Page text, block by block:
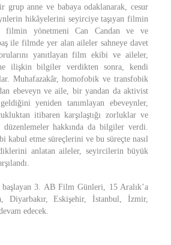
grup anne ve babaya odaklanarak, cesur
hikâyelerini seyirciye taşıyan filmin
filmin yönetmeni Can Candan ve ve
ile filmde yer alan aileler sahneye davet
yanıtlayan film ekibi ve aileler,
ilişkin bilgiler verdikten sonra, kendi
Muhafazakâr, homofobik ve transfobik
ebeveyn ve aile, bir yandan da aktivist
yeniden tanımlayan ebeveynler,
itibaren karşılaştığı zorluklar ve
hakkında da bilgiler verdi.
kabul etme süreçlerini ve bu süreçte nasıl
anlatan aileler, seyircilerin büyük
başlayan 3. AB Film Günleri, 15 Aralık’a
Diyarbakır, Eskişehir, İstanbul, İzmir,
edecek.